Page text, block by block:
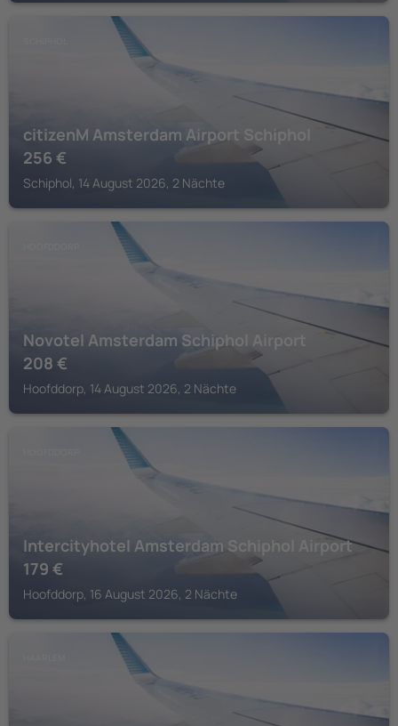
citizenM Amsterdam Airport Schiphol
256 €
Schiphol, 14 August 2026, 2 Nächte
Novotel Amsterdam Schiphol Airport
208 €
Hoofddorp, 14 August 2026, 2 Nächte
Intercityhotel Amsterdam Schiphol Airport
179 €
Hoofddorp, 16 August 2026, 2 Nächte